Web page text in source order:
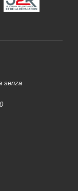
senza